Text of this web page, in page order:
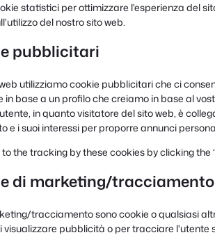
statistici per ottimizzare l'esperienza del
del nostro sito web.
pubblicitari
utilizziamo cookie pubblicitari che ci
in base a un profilo che creiamo in base al
in quanto visitatore del sito web, è
e i suoi interessi per proporre annunci
the tracking by these cookies by clicking the
di marketing/tracciamento
tracciamento sono cookie o qualsiasi
visualizzare pubblicità o per tracciare l'utente